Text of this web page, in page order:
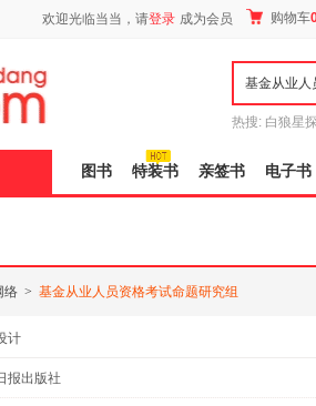
欢迎光临当当，请登录 成为会员 购物车
热搜: 白狼星
图书 特装书 亲签书 电子书
络 > 基金从业人员资格考试命题研究组
计
报出版社